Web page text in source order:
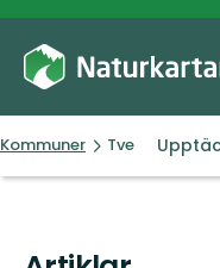
Kommuner Tvedestrand